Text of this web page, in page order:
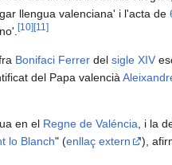
llengua valenciana' i l'acta de
[10] [11]
Bonifaci Ferrer del sigle XIV
del Papa valencià
en el Regne de Valéncia, i la
lo Blanch" (enllaç extern ),